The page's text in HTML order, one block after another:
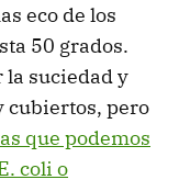
eco de los
50 grados.
la suciedad y
cubiertos, pero
que podemos
coli o